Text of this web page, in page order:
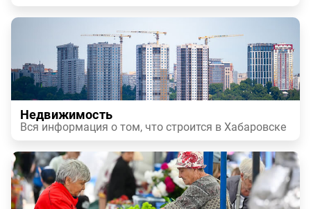
Недвижимость
Вся информация о том, что строится в Хабаровске